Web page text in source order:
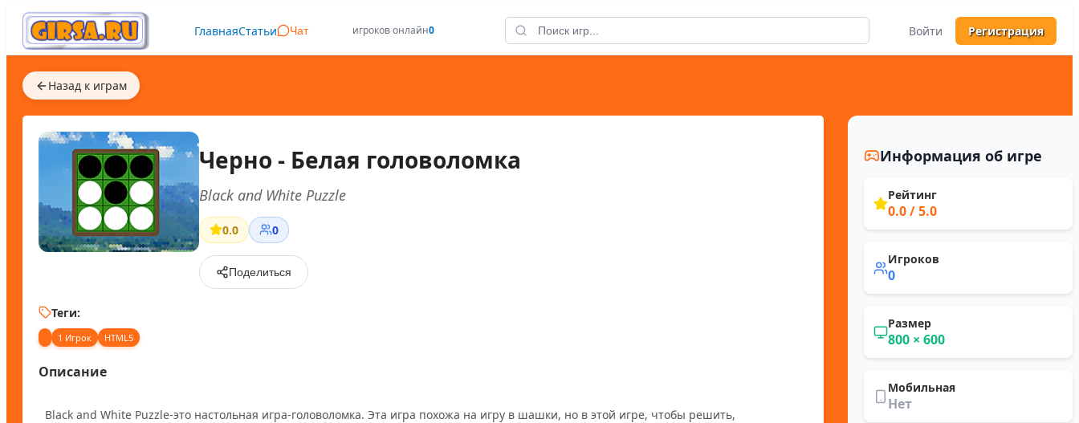
ГлавнаяСтатьи Чат игроков онлайн0 Войти Регистрация
Назад к играм
Черно - Белая головоломка
Black and White Puzzle
0.0 0
Поделиться
Теги:
1 Игрок HTML5
Описание
Информация об игре
Рейтинг
0.0/ 5.0
Игроков
0
Размер
800 × 600
Мобильная
Нет